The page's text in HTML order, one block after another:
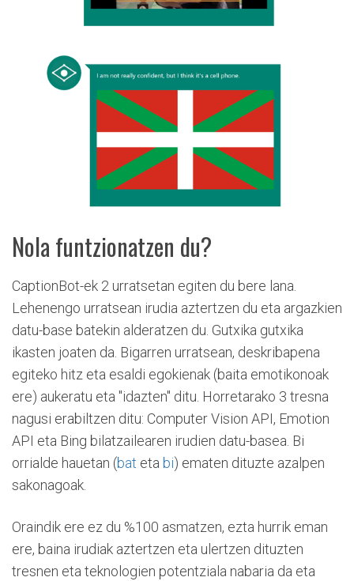
Nola funtzionatzen du?
CaptionBot-ek 2 urratsetan egiten du bere lana.
Lehenengo urratsean irudia aztertzen du eta argazkien
datu-base batekin alderatzen du. Gutxika gutxika
ikasten joaten da. Bigarren urratsean, deskribapena
egiteko hitz eta esaldi egokienak (baita emotikonoak
ere) aukeratu eta "idazten" ditu. Horretarako 3 tresna
nagusi erabiltzen ditu: Computer Vision API, Emotion
API eta Bing bilatzailearen irudien datu-basea. Bi
orrialde hauetan (bat eta bi) ematen dituzte azalpen
sakonagoak.
Oraindik ere ez du %100 asmatzen, ezta hurrik eman
ere, baina irudiak aztertzen eta ulertzen dituzten
tresnen eta teknologien potentziala nabaria da eta